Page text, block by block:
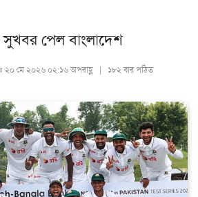
সুখবর পেল বাংলাদেশ
২০ মে ২০২৬ ০২:১৬ অপরাহ্ণ | ১৮২ বার পঠিত